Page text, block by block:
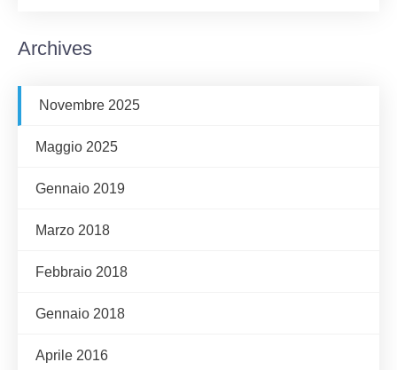
Archives
Novembre 2025
Maggio 2025
Gennaio 2019
Marzo 2018
Febbraio 2018
Gennaio 2018
Aprile 2016